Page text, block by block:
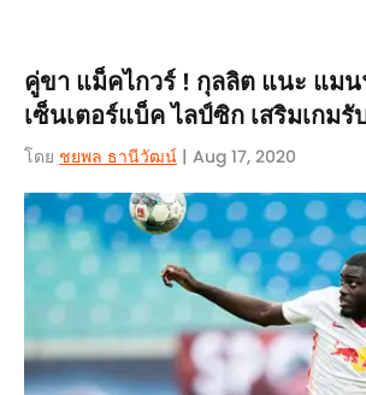
คู่ขา แม็คไกวร์ ! กุลลิต แนะ แมน
เซ็นเตอร์แบ็ค ไลป์ซิก เสริมเกม
โดย ชยพล ธานีวัฒน์ | Aug 17, 2020